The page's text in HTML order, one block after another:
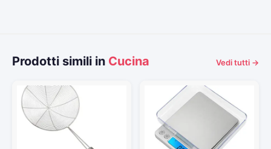
Prodotti simili in Cucina Vedi tutti →